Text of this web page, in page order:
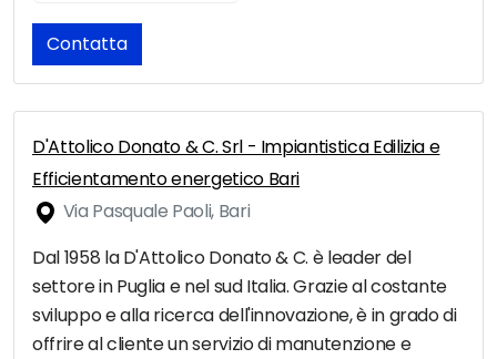
Contatta
D'Attolico Donato & C. Srl - Impiantistica Edilizia e
Efficientamento energetico Bari
Via Pasquale Paoli, Bari
Dal 1958 la D'Attolico Donato & C. è leader del
settore in Puglia e nel sud Italia. Grazie al costante
sviluppo e alla ricerca dell'innovazione, è in grado di
offrire al cliente un servizio di manutenzione e